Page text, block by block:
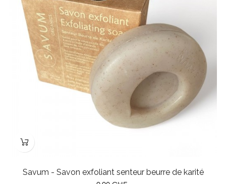
Savum - Savon exfoliant senteur beurre de karité